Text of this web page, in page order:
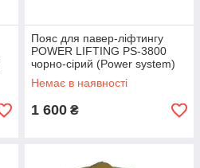
Пояс для павер-ліфтингу
POWER LIFTING PS-3800
чорно-сірий (Power system)
Немає в наявності
1 600 ₴